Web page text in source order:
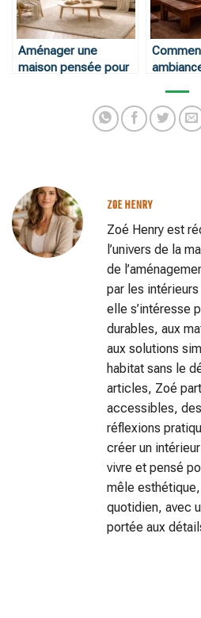
Aménager une
maison pensée pour
ZOE HENRY
Zoé Henry est
l’univers de la
de
par les
elle s’intéresse
durables, aux
aux solutions
habitat sans le
articles, Zoé
accessibles,
réflexions
créer un
vivre et pensé
mêle
quotidien, avec
portée aux